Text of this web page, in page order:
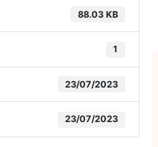
88.03 KB
1
23/07/2023
23/07/2023